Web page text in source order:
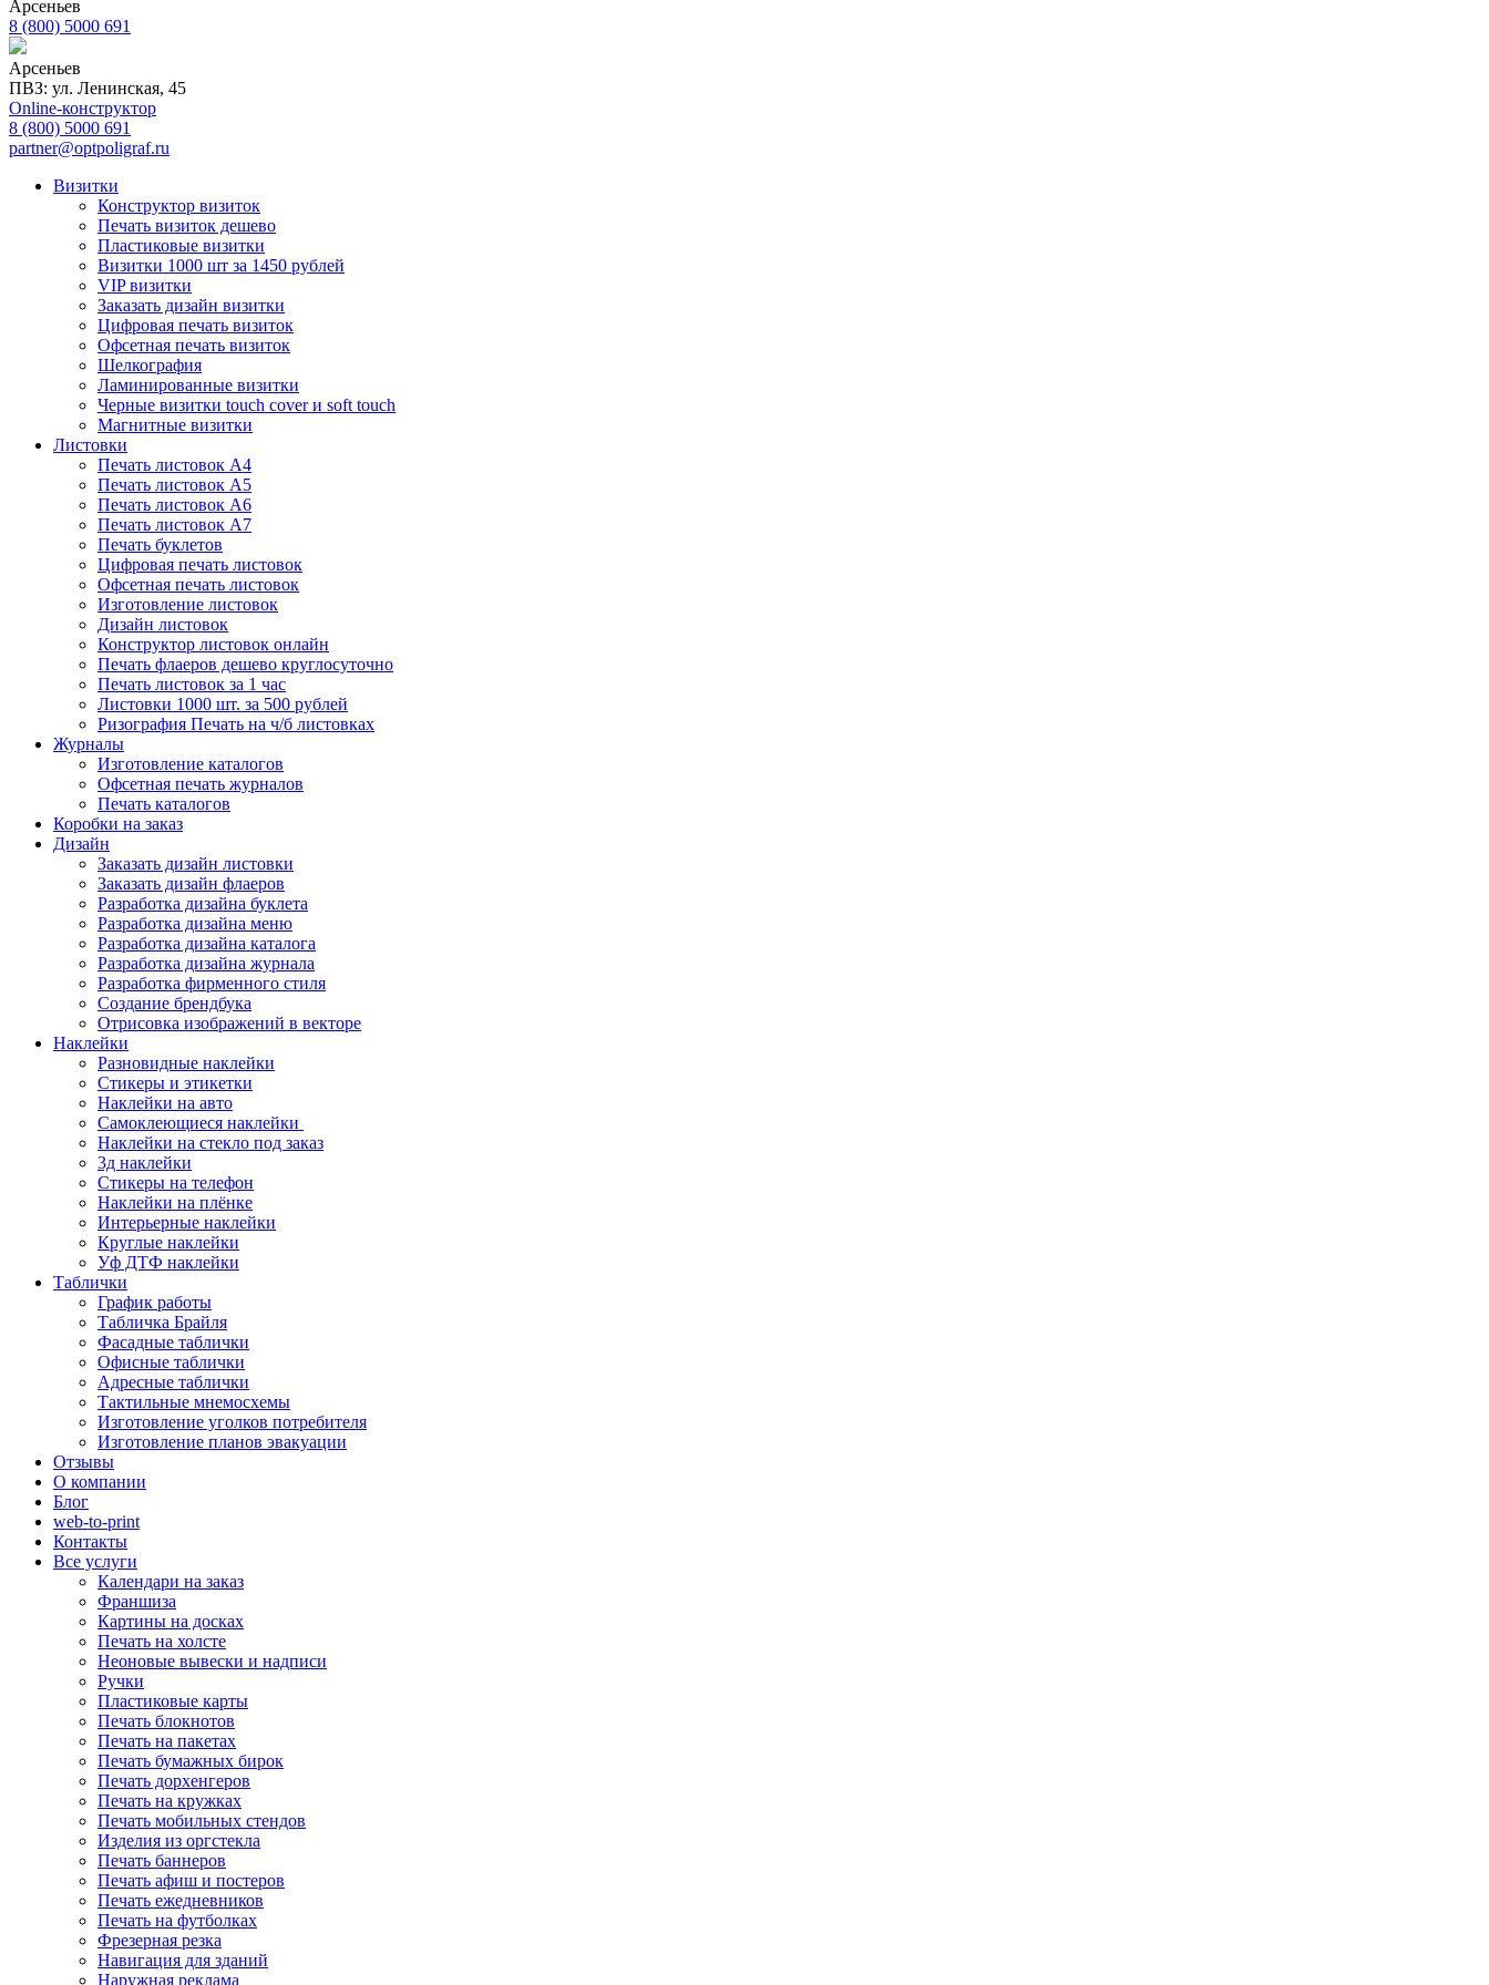
Арсеньев
8 (800) 5000 691
Арсеньев
ПВЗ: ул. Ленинская, 45
Online-конструктор
8 (800) 5000 691
partner@optpoligraf.ru
Визитки
Конструктор визиток
Печать визиток дешево
Пластиковые визитки
Визитки 1000 шт за 1450 рублей
VIP визитки
Заказать дизайн визитки
Цифровая печать визиток
Офсетная печать визиток
Шелкография
Ламинированные визитки
Черные визитки touch cover и soft touch
Магнитные визитки
Листовки
Печать листовок А4
Печать листовок А5
Печать листовок А6
Печать листовок А7
Печать буклетов
Цифровая печать листовок
Офсетная печать листовок
Изготовление листовок
Дизайн листовок
Конструктор листовок онлайн
Печать флаеров дешево круглосуточно
Печать листовок за 1 час
Листовки 1000 шт. за 500 рублей
Ризография Печать на ч/б листовках
Журналы
Изготовление каталогов
Офсетная печать журналов
Печать каталогов
Коробки на заказ
Дизайн
Заказать дизайн листовки
Заказать дизайн флаеров
Разработка дизайна буклета
Разработка дизайна меню
Разработка дизайна каталога
Разработка дизайна журнала
Разработка фирменного стиля
Создание брендбука
Отрисовка изображений в векторе
Наклейки
Разновидные наклейки
Стикеры и этикетки
Наклейки на авто
Самоклеющиеся наклейки
Наклейки на стекло под заказ
3д наклейки
Cтикеры на телефон
Наклейки на плёнке
Интерьерные наклейки
Круглые наклейки
Уф ДТФ наклейки
Таблички
График работы
Табличка Брайля
Фасадные таблички
Офисные таблички
Адресные таблички
Тактильные мнемосхемы
Изготовление уголков потребителя
Изготовление планов эвакуации
Отзывы
О компании
Блог
web-to-print
Контакты
Все услуги
Календари на заказ
Франшиза
Картины на досках
Печать на холсте
Неоновые вывески и надписи
Ручки
Пластиковые карты
Печать блокнотов
Печать на пакетах
Печать бумажных бирок
Печать дорхенгеров
Печать на кружках
Печать мобильных стендов
Изделия из оргстекла
Печать баннеров
Печать афиш и постеров
Печать ежедневников
Печать на футболках
Фрезерная резка
Навигация для зданий
Наружная реклама